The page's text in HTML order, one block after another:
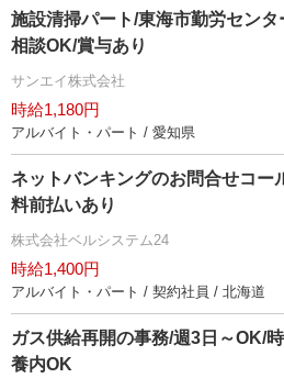
施設清掃パート/東海市勤労センタ
相談OK/賞与あり
サンエイ株式会社
時給1,180円
アルバイト・パート / 愛知県
ネットバンキングのお問合せコー
料前払いあり
株式会社ベルシステム24
時給1,400円
アルバイト・パート / 契約社員 / 北海道
ガス供給再開の事務/週3日～OK/
養内OK